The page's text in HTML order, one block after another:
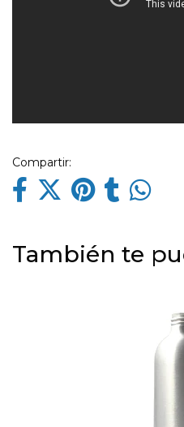
Compartir:
También te